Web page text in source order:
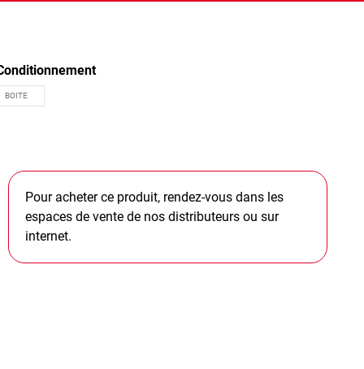
Pour acheter ce produit, rendez-vous dans les
espaces de vente de nos distributeurs ou sur
internet.